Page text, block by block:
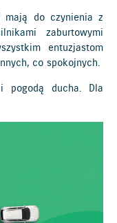
mają do czynienia z
zaburtowymi
entuzjastom
co spokojnych.
pogodą ducha. Dla